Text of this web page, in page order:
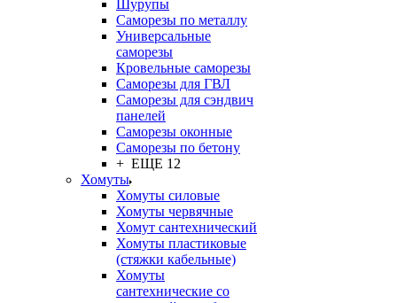
Шурупы
Саморезы по металлу
Универсальные
саморезы
Кровельные саморезы
Саморезы для ГВЛ
Саморезы для сэндвич
панелей
Саморезы оконные
Саморезы по бетону
+ ЕЩЕ 12
Хомуты
Хомуты силовые
Хомуты червячные
Хомут сантехнический
Хомуты пластиковые
(стяжки кабельные)
Хомуты
сантехнические со